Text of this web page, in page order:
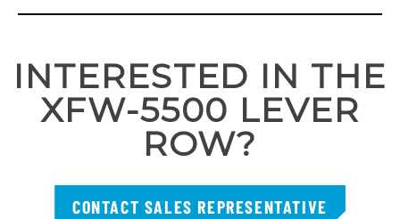
INTERESTED IN THE
XFW-5500 LEVER
ROW?
CONTACT SALES REPRESENTATIVE